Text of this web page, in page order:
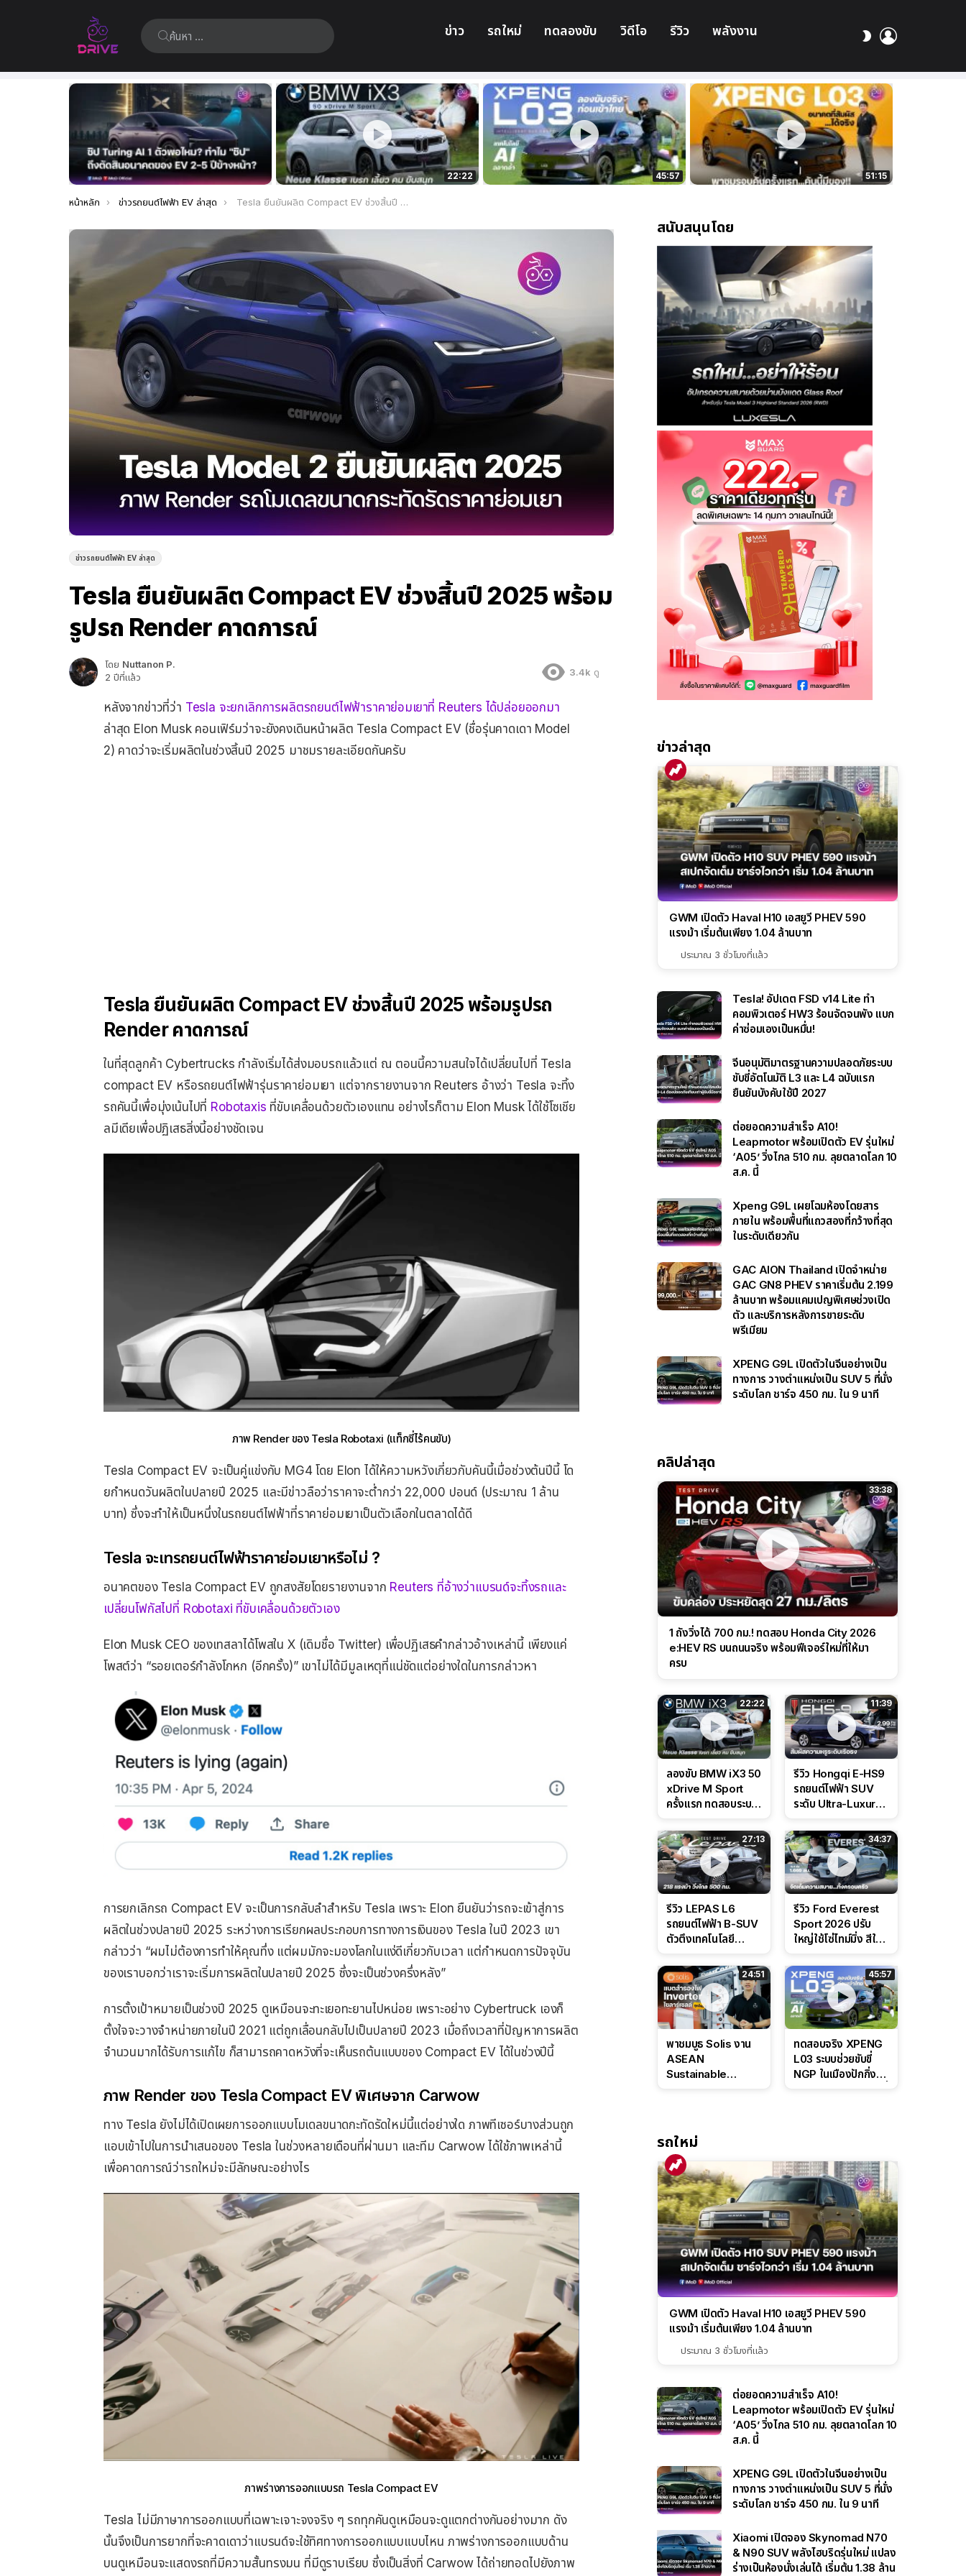
ค้นหา: ข่าว รถใหม่ ทดลองขับ วิดีโอ รีวิว พลังงาน
สลับ
เรื่อง
ล่าสุด
22:22 45:57 51:15
คุณอยู่ที่นี่:
หน้าหลัก ข่าวรถยนต์ไฟฟ้า EV ล่าสุด Tesla ยืนยันผลิต Compact EV ช่วงสิ้นปี 2025 พร้อมรูปรถ Render คาดการณ์
ข่าวรถยนต์ไฟฟ้า EV ล่าสุด
Tesla ยืนยันผลิต Compact EV ช่วงสิ้นปี 2025 พร้อม
รูปรถ Render คาดการณ์
โดย Nuttanon P.
2 ปีที่แล้ว
3.4k ดู
หลังจากข่าวที่ว่า Tesla จะยกเลิกการผลิตรถยนต์ไฟฟ้าราคาย่อมเยาที่ Reuters ได้ปล่อยออกมา
ล่าสุด Elon Musk คอนเฟิร์มว่าจะยังคงเดินหน้าผลิต Tesla Compact EV (ชื่อรุ่นคาดเดา Model
2) คาดว่าจะเริ่มผลิตในช่วงสิ้นปี 2025 มาชมรายละเอียดกันครับ
Tesla ยืนยันผลิต Compact EV ช่วงสิ้นปี 2025 พร้อมรูปรถ
Render คาดการณ์
ในที่สุดลูกค้า Cybertrucks กำลังเริ่มได้ส่งมอบรถแล้วแต่ ณ ตอนนี้ความสนใจได้เปลี่ยนไปที่ Tesla
compact EV หรือรถยนต์ไฟฟ้ารุ่นราคาย่อมเยา แต่จากรายงานจาก Reuters อ้างว่า Tesla จะทิ้ง
รถคันนี้เพื่อมุ่งเน้นไปที่ Robotaxis ที่ขับเคลื่อนด้วยตัวเองแทน อย่างไรก็ตาม Elon Musk ได้ใช้โซเชีย
ลมีเดียเพื่อปฏิเสธสิ่งนี้อย่างชัดเจน
ภาพ Render ของ Tesla Robotaxi (แท็กซี่ไร้คนขับ)
Tesla Compact EV จะเป็นคู่แข่งกับ MG4 โดย Elon ได้ให้ความหวังเกี่ยวกับคันนี้เมื่อช่วงต้นปีนี้ โด
ยกําหนดวันผลิตในปลายปี 2025 และมีข่าวลือว่าราคาจะต่ำกว่า 22,000 ปอนด์ (ประมาณ 1 ล้าน
บาท) ซึ่งจะทําให้เป็นหนึ่งในรถยนต์ไฟฟ้าที่ราคาย่อมเยาเป็นตัวเลือกในตลาดได้ดี
Tesla จะเทรถยนต์ไฟฟ้าราคาย่อมเยาหรือไม่ ?
อนาคตของ Tesla Compact EV ถูกสงสัยโดยรายงานจาก Reuters ที่อ้างว่าแบรนด์จะทิ้งรถและ
เปลี่ยนโฟกัสไปที่ Robotaxi ที่ขับเคลื่อนด้วยตัวเอง
Elon Musk CEO ของเทสลาได้โพสใน X (เดิมชื่อ Twitter) เพื่อปฏิเสธคํากล่าวอ้างเหล่านี้ เพียงแค่
โพสต์ว่า “รอยเตอร์กําลังโกหก (อีกครั้ง)” เขาไม่ได้มีมูลเหตุที่แน่ชัดแต่อย่างใดในการกล่าวหา
การยกเลิกรถ Compact EV จะเป็นการกลับลำสําหรับ Tesla เพราะ Elon ยืนยันว่ารถจะเข้าสู่การ
ผลิตในช่วงปลายปี 2025 ระหว่างการเรียกผลประกอบการทางการเงินของ Tesla ในปี 2023 เขา
กล่าวว่า “ผมไม่ต้องการทําให้คุณทึ่ง แต่ผมมักจะมองโลกในแง่ดีเกี่ยวกับเวลา แต่กําหนดการปัจจุบัน
ของเราบอกว่าเราจะเริ่มการผลิตในปลายปี 2025 ซึ่งจะเป็นช่วงครึ่งหลัง”
การตั้งเป้าหมายเป็นช่วงปี 2025 ดูเหมือนจะทะเยอทะยานไปหน่อย เพราะอย่าง Cybertruck เองก็
ตั้งใจจะวางจําหน่ายภายในปี 2021 แต่ถูกเลื่อนกลับไปเป็นปลายปี 2023 เมื่อถึงเวลาที่ปัญหาการผลิต
จํานวนมากได้รับการแก้ไข ก็สามารถคาดหวังที่จะเห็นรถต้นแบบของ Compact EV ได้ในช่วงปีนี้
ภาพ Render ของ Tesla Compact EV พิเศษจาก Carwow
ทาง Tesla ยังไม่ได้เปิดเผยการออกแบบโมเดลขนาดกะทัดรัดใหม่นี้แต่อย่างใด ภาพทีเซอร์บางส่วนถูก
แอบเข้าไปในการนําเสนอของ Tesla ในช่วงหลายเดือนที่ผ่านมา และทีม Carwow ได้ใช้ภาพเหล่านี้
เพื่อคาดการณ์ว่ารถใหม่จะมีลักษณะอย่างไร
ภาพร่างการออกแบบรถ Tesla Compact EV
Tesla ไม่มีภาษาการออกแบบที่เฉพาะเจาะจงจริง ๆ รถทุกคันดูเหมือนจะดูแตกต่างกันอย่างมาก ดัง
นั้นจึงเป็นการยากที่จะคาดเดาว่าแบรนด์จะใช้ทิศทางการออกแบบแบบไหน ภาพร่างการออกแบบด้าน
บนดูเหมือนจะแสดงรถที่มีความสั้นทรงมน ที่มีดูราบเรียบ ซึ่งเป็นสิ่งที่ Carwow ได้ถ่ายทอดไปยังภาพ
สนับสนุนโดย
ข่าวล่าสุด
GWM เปิดตัว Haval H10 เอสยูวี PHEV 590
แรงม้า เริ่มต้นเพียง 1.04 ล้านบาท
ประมาณ 3 ชั่วโมงที่แล้ว
Tesla! อัปเดต FSD v14 Lite ทำ
คอมพิวเตอร์ HW3 ร้อนจัดจนพัง แบก
ค่าซ่อมเองเป็นหมื่น!
จีนอนุมัติมาตรฐานความปลอดภัยระบบ
ขับขี่อัตโนมัติ L3 และ L4 ฉบับแรก
ยืนยันบังคับใช้ปี 2027
ต่อยอดความสำเร็จ A10!
Leapmotor พร้อมเปิดตัว EV รุ่นใหม่
‘A05’ วิ่งไกล 510 กม. ลุยตลาดโลก 10
ส.ค. นี้
Xpeng G9L เผยโฉมห้องโดยสาร
ภายใน พร้อมพื้นที่แถวสองที่กว้างที่สุด
ในระดับเดียวกัน
GAC AION Thailand เปิดจำหน่าย
GAC GN8 PHEV ราคาเริ่มต้น 2.199
ล้านบาท พร้อมแคมเปญพิเศษช่วงเปิด
ตัว และบริการหลังการขายระดับ
พรีเมียม
XPENG G9L เปิดตัวในจีนอย่างเป็น
ทางการ วางตำแหน่งเป็น SUV 5 ที่นั่ง
ระดับโลก ชาร์จ 450 กม. ใน 9 นาที
คลิปล่าสุด
33:38
1 ถังวิ่งได้ 700 กม.! ทดสอบ Honda City 2026
e:HEV RS บนถนนจริง พร้อมฟีเจอร์ใหม่ที่ให้มา
ครบ
22:22
ลองขับ BMW iX3 50
xDrive M Sport
ครั้งแรก ทดสอบระบบ
Performance แบบ
จัดเต็มในสนาม
11:39
รีวิว Hongqi E-HS9
รถยนต์ไฟฟ้า SUV
ระดับ Ultra-Luxury
CDC นุ่มหนึบเหนือ
ระดับ
27:13
รีวิว LEPAS L6
รถยนต์ไฟฟ้า B-SUV
ตัวตึงเทคโนโลยี
ล่างหนึบ ลุ้นราคา 7
แสนต้น
34:37
รีวิว Ford Everest
Sport 2026 ปรับ
ใหญ่ใช้โซ่ไทม์มิ่ง สีใหม่
ดุดันสไตล์ครอบครัว
สายลุย
24:51
พาชมบูธ Solis งาน
ASEAN
Sustainable
IntelliHouse และ
EverCORE โซลูชัน
ESS ครบวงจร
45:57
ทดสอบจริง XPENG
L03 ระบบช่วยขับขี่
NGP ในเมืองปักกิ่ง
รถใหม่
GWM เปิดตัว Haval H10 เอสยูวี PHEV 590
แรงม้า เริ่มต้นเพียง 1.04 ล้านบาท
ประมาณ 3 ชั่วโมงที่แล้ว
ต่อยอดความสำเร็จ A10!
Leapmotor พร้อมเปิดตัว EV รุ่นใหม่
‘A05’ วิ่งไกล 510 กม. ลุยตลาดโลก 10
ส.ค. นี้
XPENG G9L เปิดตัวในจีนอย่างเป็น
ทางการ วางตำแหน่งเป็น SUV 5 ที่นั่ง
ระดับโลก ชาร์จ 450 กม. ใน 9 นาที
Xiaomi เปิดจอง Skynomad N70
& N90 SUV พลังไฮบริดรุ่นใหม่ แปลง
ร่างเป็นห้องนั่งเล่นได้ เริ่มต้น 1.38 ล้าน